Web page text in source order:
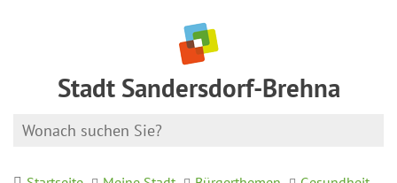
Stadt Sandersdorf-Brehna